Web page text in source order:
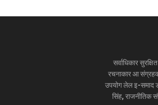
सर्वाधिकार
रचनाकार आ
उपयोग लेल इ-समाद
सिंह, राजनीतिक